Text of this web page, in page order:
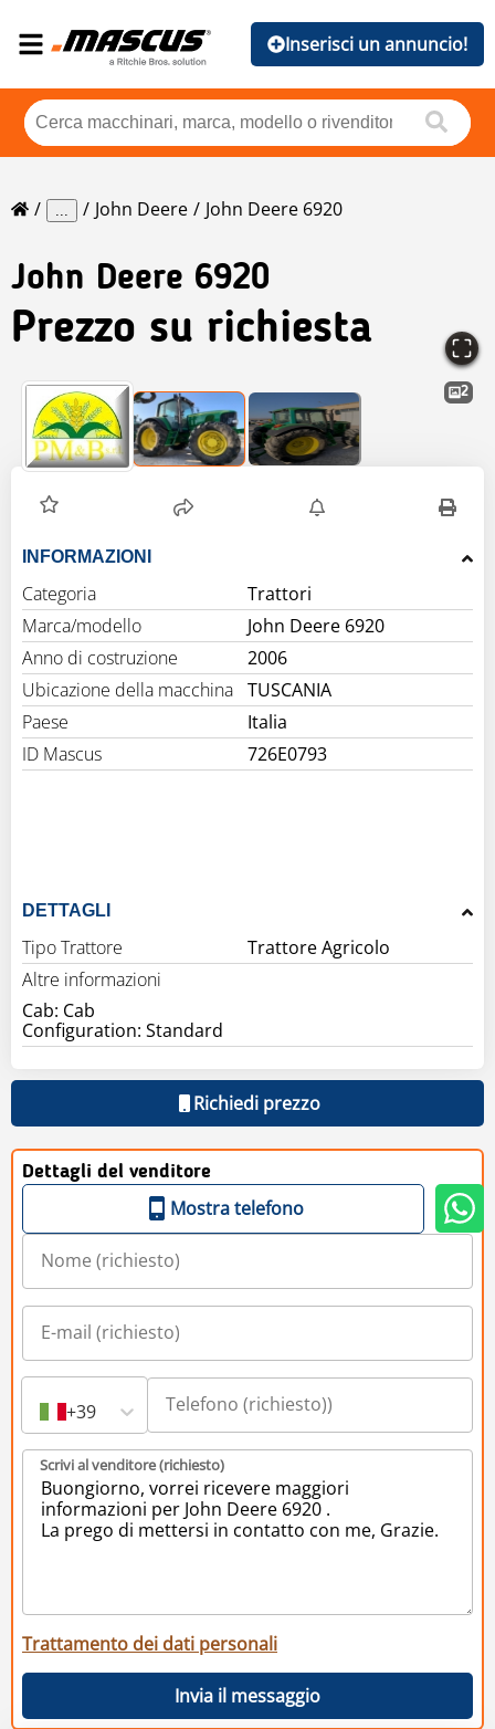
Inserisci un annuncio!
... John Deere John Deere 6920
John Deere 6920
Prezzo su richiesta
2
INFORMAZIONI
Categoria
Trattori
Marca/modello
John Deere 6920
Anno di costruzione
2006
Ubicazione della macchina TUSCANIA
Paese
Italia
ID Mascus
726E0793
DETTAGLI
Tipo Trattore
Trattore Agricolo
Altre informazioni
Cab: Cab
Configuration: Standard
Richiedi prezzo
Dettagli del venditore
Mostra telefono
+39
Scrivi al venditore (richiesto)
Trattamento dei dati personali
Invia il messaggio